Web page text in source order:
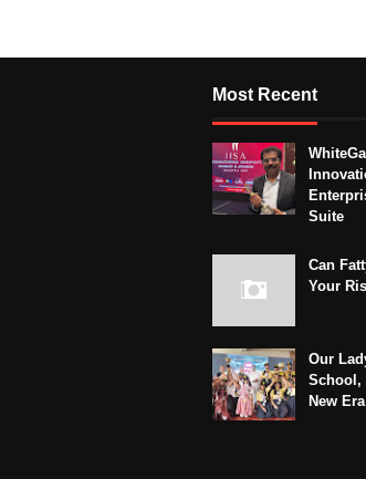
Most Recent
Suite
Can
Your
Our
School,
New